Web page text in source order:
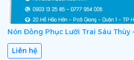
Nón Đồng Phục Lưỡi Trai Sáu Thùy
Liên hệ